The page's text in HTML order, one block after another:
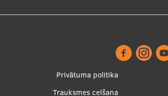
Footer
Privātuma politika
Trauksmes celšana